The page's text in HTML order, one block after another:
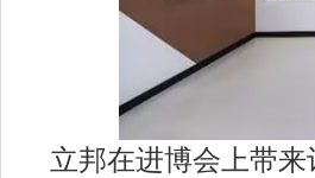
立邦在进博会上带